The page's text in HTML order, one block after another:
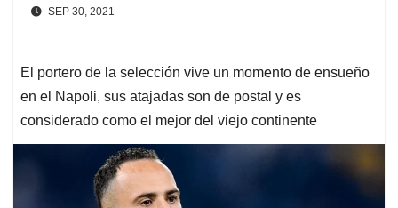
SEP 30, 2021
El portero de la selección vive un momento de ensueño
en el Napoli, sus atajadas son de postal y es
considerado como el mejor del viejo continente